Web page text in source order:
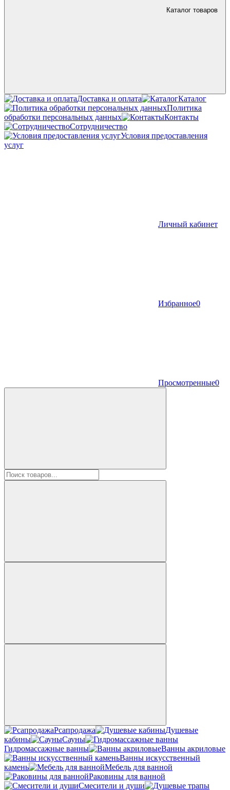
Каталог товаров
Доставка и оплата
Каталог
Политика
обработки персональных данных
Контакты
Сотрудничество
Условия предоставления
услуг
Личный кабинет
Избранное0
Просмотренные0
Рсапродажа
Душевые
кабины
Сауны
Гидромассажные ванны
Ванны акриловые
Ванны искусственный
камень
Мебель для ванной
Раковины для ванной
Смесители и души